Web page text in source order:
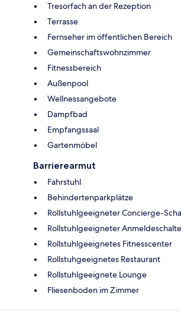
Tresorfach an der Rezeption
Terrasse
Fernseher im öffentlichen Bereich
Gemeinschaftswohnzimmer
Fitnessbereich
Außenpool
Wellnessangebote
Dampfbad
Empfangssaal
Gartenmöbel
Barrierearmut
Fahrstuhl
Behindertenparkplätze
Rollstuhlgeeigneter Concierge-
Rollstuhlgeeigneter
Rollstuhlgeeignetes Fitnesscenter
Rollstuhgeeignetes Restaurant
Rollstuhlgeeignete Lounge
Fliesenboden im Zimmer